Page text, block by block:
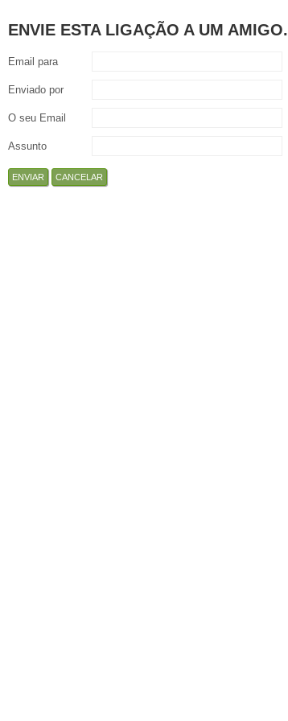
ENVIE ESTA LIGAÇÃO A UM AMIGO.
Email para
Enviado por
O seu Email
Assunto
ENVIAR CANCELAR